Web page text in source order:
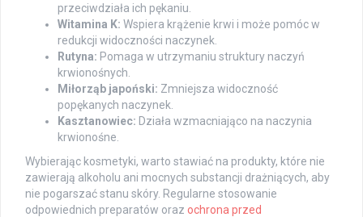
przeciwdziała ich pękaniu.
Witamina K: Wspiera krążenie krwi i może pomóc w
redukcji widoczności naczynek.
Rutyna: Pomaga w utrzymaniu struktury naczyń
krwionośnych.
Miłorząb japoński: Zmniejsza widoczność
popękanych naczynek.
Kasztanowiec: Działa wzmacniająco na naczynia
krwionośne.
Wybierając kosmetyki, warto stawiać na produkty, które nie
zawierają alkoholu ani mocnych substancji drażniących, aby
nie pogarszać stanu skóry. Regularne stosowanie
odpowiednich preparatów oraz ochrona przed